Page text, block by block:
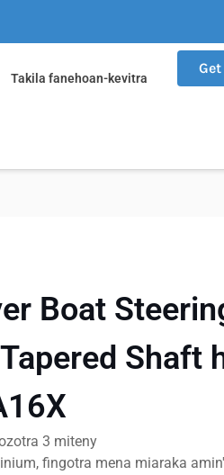
Takila fanehoan-kevitra
Boat
Shaft
3 miteny
fingotra mena miaraka